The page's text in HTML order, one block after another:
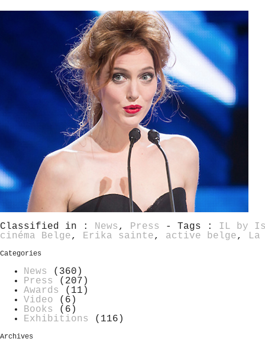
Classified in : News , Press - Tags : IL by
cinéma Belge, Erika sainte, active belge,
Categories
News
(360)
Press
(207)
Awards
(11)
Video (6)
Books
(6)
Exhibitions
(116)
Archives